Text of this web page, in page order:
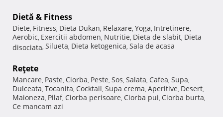
Dietă & Fitness
Diete, Fitness, Dieta Dukan, Relaxare, Yoga, Intretinere,
Aerobic, Exercitii abdomen, Nutritie, Dieta de slabit, Dieta
disociata, Silueta, Dieta ketogenica, Sala de acasa
Reţete
Mancare, Paste, Ciorba, Peste, Sos, Salata, Cafea, Supa,
Dulceata, Tocanita, Cocktail, Supa crema, Aperitive, Desert,
Maioneza, Pilaf, Ciorba perisoare, Ciorba pui, Ciorba burta,
Ce mancam azi